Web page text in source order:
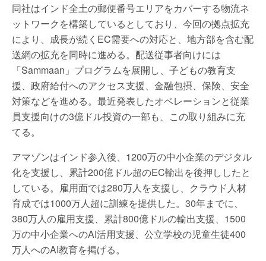
同社はインド全土の郵便番号エリアをカバーする物流ネ
ットワークを構築しているとしており、今回の拠点拡充
により、成長が続くEC需要への対応と、地方部を含む配
送網の拡充を同時に進める。配送従事者向けには
「Sammaan」プログラムを展開し、子どもの教育支
援、政府給付へのアクセス支援、金融包摂、保険、安全
対策などを進める。最近発表したオペレーションと従業
員支援向けの3億ドル投資の一部も、この取り組みに充
てる。
アマゾンはインド参入後、1200万の中小企業のデジタル
化を支援し、累計200億ドル超のEC輸出を後押ししたと
している。雇用面では280万人を支援し、クラウド人材
育成では1000万人超に訓練を提供した。30年までに、
380万人の雇用支援、累計800億ドルの輸出支援、1500
万の中小企業へのAI活用支援、公立学校の児童生徒400
万人へのAI教育を掲げる。